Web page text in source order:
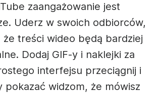
zaangażowanie jest
Uderz w swoich odbiorców,
że treści wideo będą bardziej
Dodaj GIF-y i naklejki za
interfejsu przeciągnij i
pokazać widzom, że mówisz